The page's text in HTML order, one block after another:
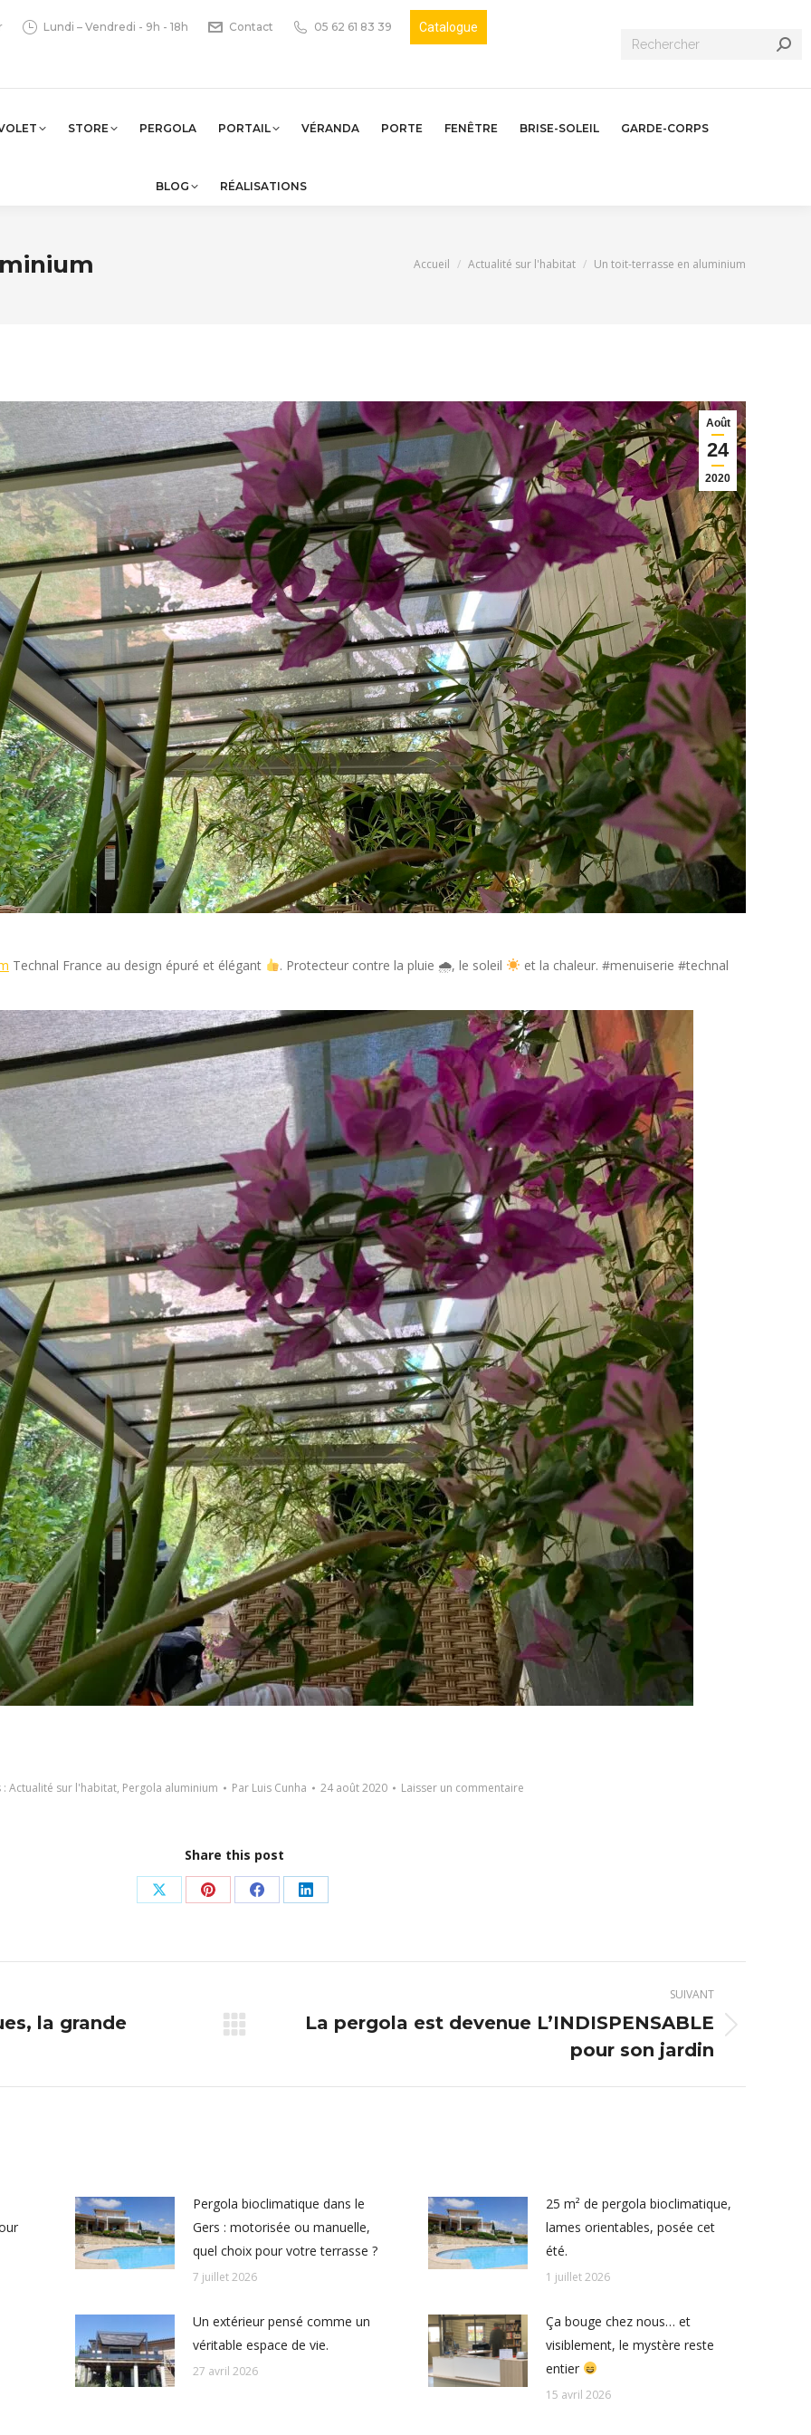
Lundi – Vendredi - 9h - 18h Contact 05 62 61 83 39 Catalogue
Recherche
STORE PERGOLA PORTAIL VÉRANDA PORTE FENÊTRE BRISE-SOLEIL GARDE-CORPS
BLOG RÉALISATIONS
Vous êtes ici :
Accueil Actualité sur l'habitat Un toit-terrasse en aluminium
Août
24
2020
Technal France au design épuré et élégant . Protecteur contre la pluie 🌧, le soleil
et la chaleur. #menuiserie #technal
: Actualité sur l'habitat, Pergola aluminium Par Luis Cunha 24 août 2020 Laisser un commentaire
Share this post
Partager
X
Partager
Pinterest
Partager
Facebook
Partager
LinkedIn
la grande
SUIVANT
Article
:
La pergola est devenue L’INDISPENSABLE
pour son jardin
Pergola bioclimatique dans le
Gers : motorisée ou manuelle,
quel choix pour votre terrasse ?
7 juillet 2026
25 m² de pergola bioclimatique,
lames orientables, posée cet
été.
1 juillet 2026
Un extérieur pensé comme un
véritable espace de vie.
27 avril 2026
Ça bouge chez nous… et
visiblement, le mystère reste
entier
15 avril 2026